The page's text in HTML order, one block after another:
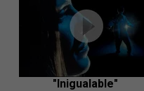
"Inigualable"